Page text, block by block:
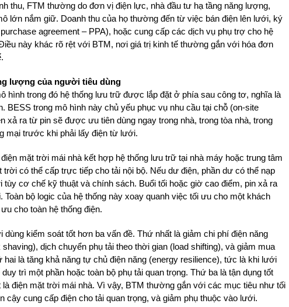
thu, FTM thường do đơn vị điện lực, nhà đầu tư hạ tầng năng lượng,
lớn nắm giữ. Doanh thu của họ thường đến từ việc bán điện lên lưới, ký
agreement – PPA), hoặc cung cấp các dịch vụ phụ trợ cho hệ
này khác rõ rệt với BTM, nơi giá trị kinh tế thường gắn với hóa đơn
lượng của người tiêu dùng
hình trong đó hệ thống lưu trữ được lắp đặt ở phía sau công tơ, nghĩa là
BESS trong mô hình này chủ yếu phục vụ nhu cầu tại chỗ (on-site
xả ra từ pin sẽ được ưu tiên dùng ngay trong nhà, trong tòa nhà, trong
mại trước khi phải lấy điện từ lưới.
mặt trời mái nhà kết hợp hệ thống lưu trữ tại nhà máy hoặc trung tâm
có thể cấp trực tiếp cho tải nội bộ. Nếu dư điện, phần dư có thể nạp
cơ chế kỹ thuật và chính sách. Buổi tối hoặc giờ cao điểm, pin xả ra
bộ logic của hệ thống này xoay quanh việc tối ưu cho một khách
cho toàn hệ thống điện.
dùng kiểm soát tốt hơn ba vấn đề. Thứ nhất là giảm chi phí điện năng
dịch chuyển phụ tải theo thời gian (load shifting), và giảm mua
hai là tăng khả năng tự chủ điện năng (energy resilience), tức là khi lưới
trì một phần hoặc toàn bộ phụ tải quan trọng. Thứ ba là tận dụng tốt
là điện mặt trời mái nhà. Vì vậy, BTM thường gắn với các mục tiêu như tối
cậy cung cấp điện cho tải quan trọng, và giảm phụ thuộc vào lưới.